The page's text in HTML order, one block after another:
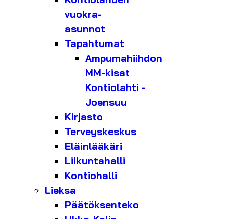
vuokra-
asunnot
Tapahtumat
Ampumahiihdon
MM-kisat
Kontiolahti -
Joensuu
Kirjasto
Terveyskeskus
Eläinlääkäri
Liikuntahalli
Kontiohalli
Lieksa
Päätöksenteko